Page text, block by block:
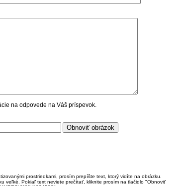
na odpovede na Váš príspevok.
prostriedkami, prosím prepíšte text, ktorý vidíte na obrázku.
veľké. Pokiaľ text neviete prečítať, kliknite prosím na tlačidlo "Obnoviť